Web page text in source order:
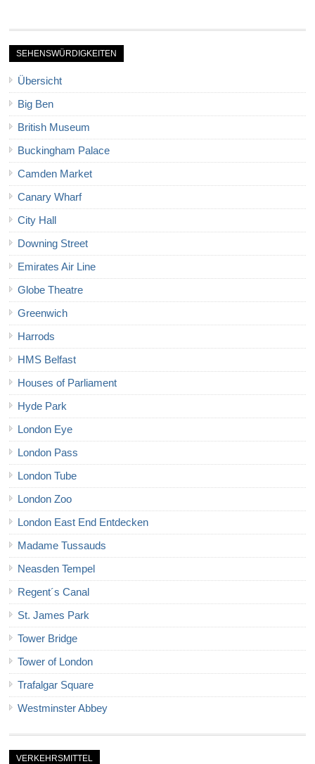
SEHENSWÜRDIGKEITEN
Übersicht
Big Ben
British Museum
Buckingham Palace
Camden Market
Canary Wharf
City Hall
Downing Street
Emirates Air Line
Globe Theatre
Greenwich
Harrods
HMS Belfast
Houses of Parliament
Hyde Park
London Eye
London Pass
London Tube
London Zoo
London East End Entdecken
Madame Tussauds
Neasden Tempel
Regent´s Canal
St. James Park
Tower Bridge
Tower of London
Trafalgar Square
Westminster Abbey
VERKEHRSMITTEL